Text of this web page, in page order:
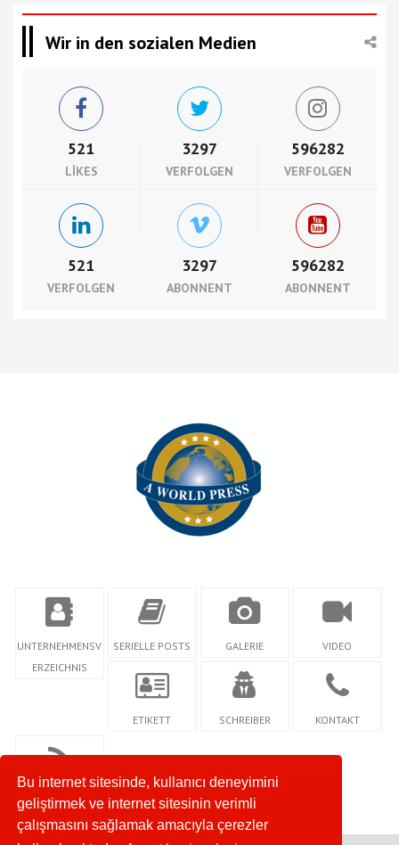
Bu internet sitesinde, kullanıcı deneyimini
geliştirmek ve internet sitesinin verimli
çalışmasını sağlamak amacıyla çerezler
Wir in den sozialen Medien
521
LIKES
3297
VERFOLGEN
596282
VERFOLGEN
521
VERFOLGEN
3297
ABONNENT
596282
ABONNENT
UNTERNEHMENSV
ERZEICHNIS
SERIELLE POSTS GALERIE VIDEO
ETIKETT SCHREIBER KONTAKT